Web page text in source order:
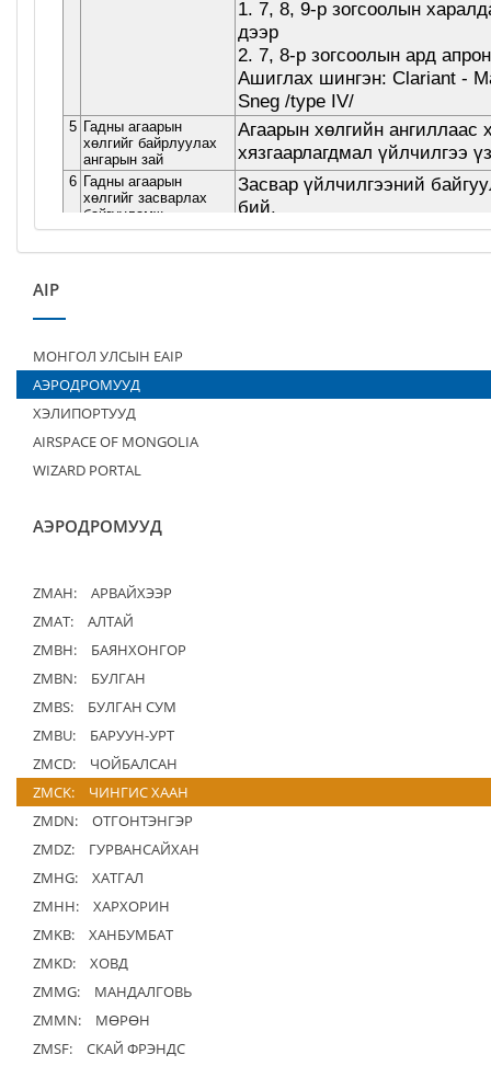
AIP
МОНГОЛ УЛСЫН EAIP
АЭРОДРОМУУД
ХЭЛИПОРТУУД
AIRSPACE OF MONGOLIA
WIZARD PORTAL
АЭРОДРОМУУД
ZMAH:
АРВАЙХЭЭР
ZMAT:
АЛТАЙ
ZMBH:
БАЯНХОНГОР
ZMBN:
БУЛГАН
ZMBS:
БУЛГАН СУМ
ZMBU:
БАРУУН-УРТ
ZMCD:
ЧОЙБАЛСАН
ZMCK:
ЧИНГИС ХААН
ZMDN:
ОТГОНТЭНГЭР
ZMDZ:
ГУРВАНСАЙХАН
ZMHG:
ХАТГАЛ
ZMHH:
ХАРХОРИН
ZMKB:
ХАНБУМБАТ
ZMKD:
ХОВД
ZMMG:
МАНДАЛГОВЬ
ZMMN:
МӨРӨН
ZMSF:
СКАЙ ФРЭНДС